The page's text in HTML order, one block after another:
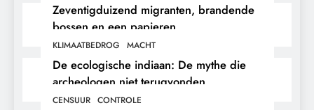
Zeventigduizend migranten, brandende
bossen en een papieren
stikstofwerkelijkheid.
KLIMAATBEDROG MACHT
De ecologische indiaan: De mythe die
archeologen niet terugvonden.
CENSUUR CONTROLE